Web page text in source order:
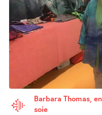
Barbara Thomas,
soie